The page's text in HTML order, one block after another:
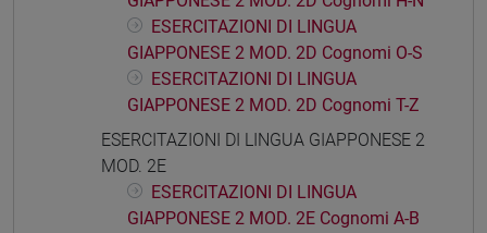
ESERCITAZIONI DI LINGUA
GIAPPONESE 2 MOD. 2D Cognomi O-S
ESERCITAZIONI DI LINGUA
GIAPPONESE 2 MOD. 2D Cognomi T-Z
ESERCITAZIONI DI LINGUA GIAPPONESE 2
MOD. 2E
ESERCITAZIONI DI LINGUA
GIAPPONESE 2 MOD. 2E Cognomi A-B